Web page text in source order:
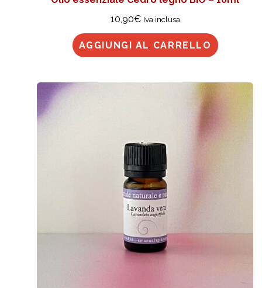
10,90€ Iva inclusa
AGGIUNGI AL CARRELLO